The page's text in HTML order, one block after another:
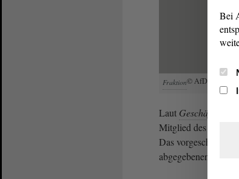
© AfD-
Fraktion
Laut
Mitglied des
Das
abgegebenen
Bei